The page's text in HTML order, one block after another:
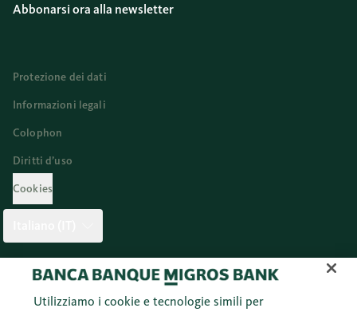
Abbonarsi ora alla newsletter
Protezione dei dati
Informazioni legali
Colophon
Diritti d’uso
Cookies
Twitter Facebook Blog Instagram Youtube
Utilizziamo i cookie e tecnologie simili per